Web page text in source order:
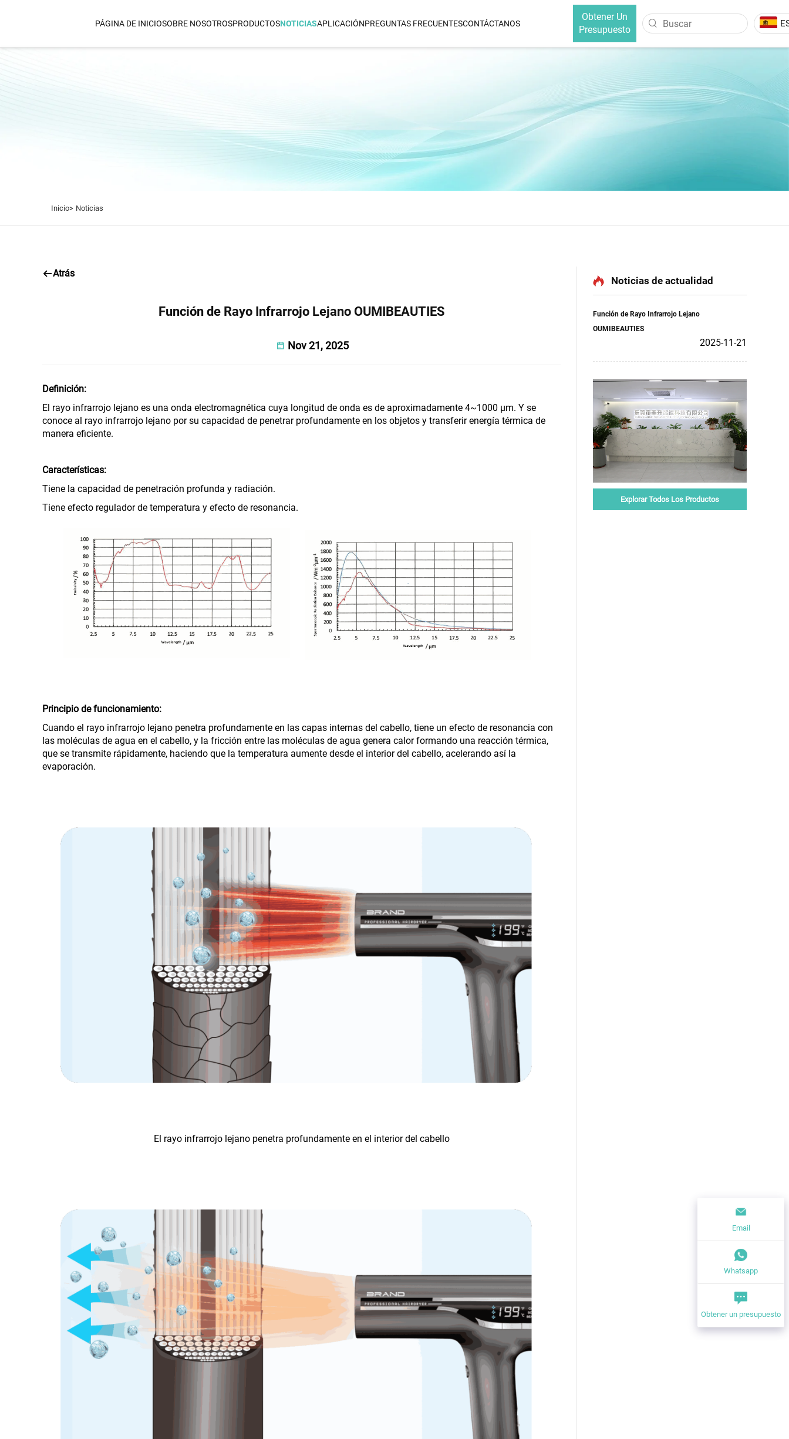
PÁGINA DE INICIOSOBRE NOSOTROSPRODUCTOS
Secador De Pelo De Alta Potencia
Iónica Para El Cabello
Rizador De Cabello Intercambiable
Cepillo Alisador De Cabello Con
Iones Negativos
NOTICIASAPLICACIÓNPREGUNTAS FRECUENTESCONTÁCTANOS
Obtener Un
Presupuesto
Inicio> Noticias
Atrás
Función de Rayo Infrarrojo Lejano OUMIBEAUTIES
Nov 21, 2025
Definición:
El rayo infrarrojo lejano es una onda electromagnética cuya longitud de onda es de aproximadamente 4~1000 μm. Y se
conoce al rayo infrarrojo lejano por su capacidad de penetrar profundamente en los objetos y transferir energía térmica de
manera eficiente.
Características:
Tiene la capacidad de penetración profunda y radiación.
Tiene efecto regulador de temperatura y efecto de resonancia.
Principio de funcionamiento:
Cuando el rayo infrarrojo lejano penetra profundamente en las capas internas del cabello, tiene un efecto de resonancia con
las moléculas de agua en el cabello, y la fricción entre las moléculas de agua genera calor formando una reacción térmica,
que se transmite rápidamente, haciendo que la temperatura aumente desde el interior del cabello, acelerando así la
evaporación.
El rayo infrarrojo lejano penetra profundamente en el interior del cabello
Noticias de actualidad
Función de Rayo Infrarrojo Lejano
OUMIBEAUTIES
2025-11-21
Explorar Todos Los Productos
Email
Whatsapp
Obtener un presupuesto